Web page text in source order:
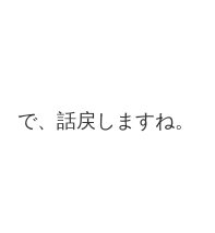
で、話戻しますね。